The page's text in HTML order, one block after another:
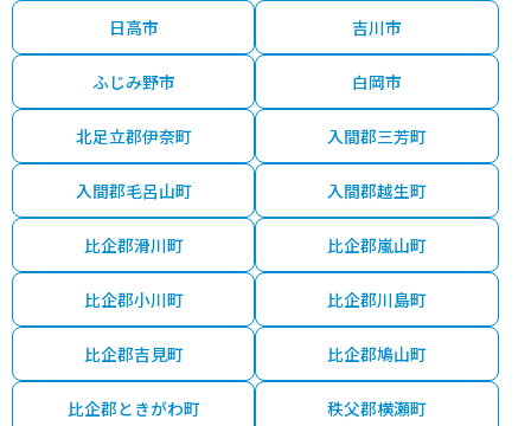
日高市 吉川市
ふじみ野市 白岡市
北足立郡伊奈町 入間郡三芳町
入間郡毛呂山町 入間郡越生町
比企郡滑川町 比企郡嵐山町
比企郡小川町 比企郡川島町
比企郡吉見町 比企郡鳩山町
比企郡ときがわ町 秩父郡横瀬町